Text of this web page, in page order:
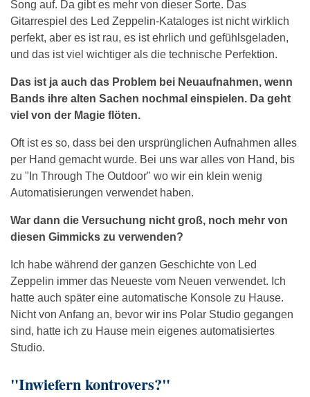
Song auf. Da gibt es mehr von dieser Sorte. Das
Gitarrespiel des Led Zeppelin-Kataloges ist nicht wirklich
perfekt, aber es ist rau, es ist ehrlich und gefühlsgeladen,
und das ist viel wichtiger als die technische Perfektion.
Das ist ja auch das Problem bei Neuaufnahmen, wenn
Bands ihre alten Sachen nochmal einspielen. Da geht
viel von der Magie flöten.
Oft ist es so, dass bei den ursprünglichen Aufnahmen alles
per Hand gemacht wurde. Bei uns war alles von Hand, bis
zu "In Through The Outdoor" wo wir ein klein wenig
Automatisierungen verwendet haben.
War dann die Versuchung nicht groß, noch mehr von
diesen Gimmicks zu verwenden?
Ich habe während der ganzen Geschichte von Led
Zeppelin immer das Neueste vom Neuen verwendet. Ich
hatte auch später eine automatische Konsole zu Hause.
Nicht von Anfang an, bevor wir ins Polar Studio gegangen
sind, hatte ich zu Hause mein eigenes automatisiertes
Studio.
"Inwiefern kontrovers?"